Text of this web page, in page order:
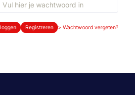
Registreren > Wachtwoord vergeten?